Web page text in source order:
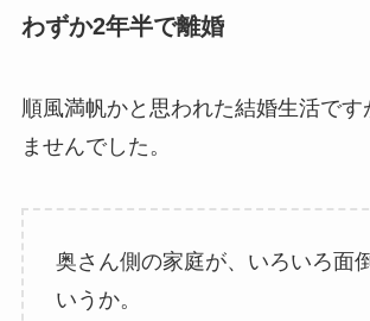
わずか2年半で離婚
順風満帆かと思われた結婚生活です
ませんでした。
奥さん側の家庭が、いろいろ面
いうか。